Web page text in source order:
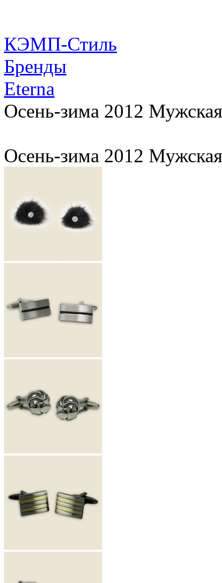
КЭМП-Стиль
Бренды
Eterna
Осень-зима 2012
Осень-зима 2012